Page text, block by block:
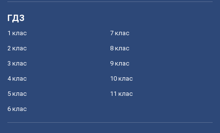
ГДЗ
1 клас
2 клас
3 клас
4 клас
5 клас
6 клас
7 клас
8 клас
9 клас
10 клас
11 клас